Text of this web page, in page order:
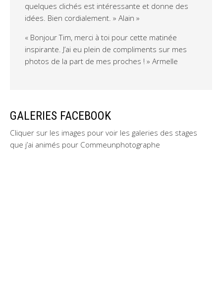
quelques clichés est intéressante et donne des
idées. Bien cordialement. » Alain »
« Bonjour Tim, merci à toi pour cette matinée
inspirante. J’ai eu plein de compliments sur mes
photos de la part de mes proches ! » Armelle
GALERIES FACEBOOK
Cliquer sur les images pour voir les galeries des stages
que j’ai animés pour Commeunphotographe